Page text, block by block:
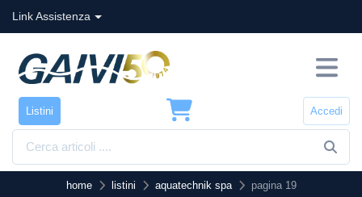
Link Assistenza
Listini Accedi
home listini aquatechnik spa pagina 19